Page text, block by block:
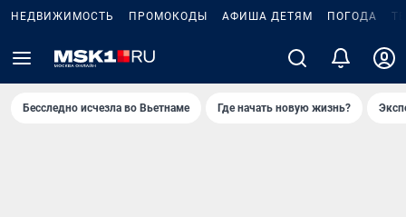
НЕДВИЖИМОСТЬ ПРОМОКОДЫ АФИША ДЕТЯМ ПОГОДА
Бесследно исчезла во Вьетнаме Где начать новую жизнь?